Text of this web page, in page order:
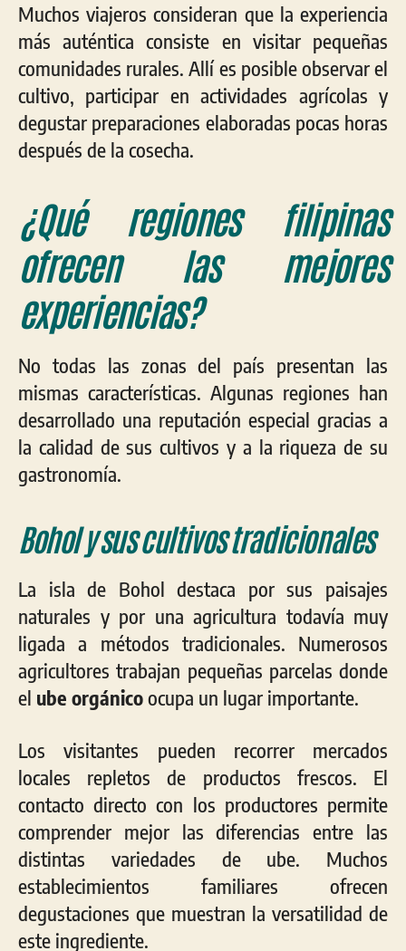
Muchos viajeros consideran que la experiencia
más auténtica consiste en visitar pequeñas
comunidades rurales. Allí es posible observar el
cultivo, participar en actividades agrícolas y
degustar preparaciones elaboradas pocas horas
después de la cosecha.
¿Qué regiones filipinas
ofrecen las mejores
experiencias?
No todas las zonas del país presentan las
mismas características. Algunas regiones han
desarrollado una reputación especial gracias a
la calidad de sus cultivos y a la riqueza de su
gastronomía.
Bohol y sus cultivos tradicionales
La isla de Bohol destaca por sus paisajes
naturales y por una agricultura todavía muy
ligada a métodos tradicionales. Numerosos
agricultores trabajan pequeñas parcelas donde
el ube orgánicoocupa un lugar importante.
Los visitantes pueden recorrer mercados
locales repletos de productos frescos. El
contacto directo con los productores permite
comprender mejor las diferencias entre las
distintas variedades de ube. Muchos
establecimientos familiares ofrecen
degustaciones que muestran la versatilidad de
este ingrediente.